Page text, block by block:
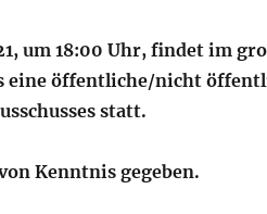
um 18:00 Uhr, findet im
eine öffentliche/nicht
statt.
Kenntnis gegeben.